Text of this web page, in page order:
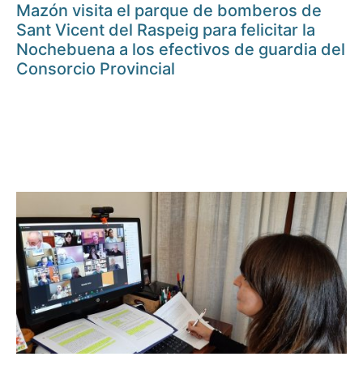
Mazón visita el parque de bomberos de
Sant Vicent del Raspeig para felicitar la
Nochebuena a los efectivos de guardia del
Consorcio Provincial